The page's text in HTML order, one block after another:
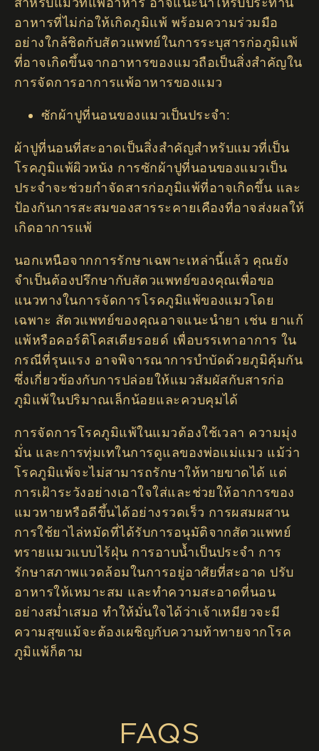
อาหารที่ไม่ก่อให้เกิดภูมิแพ้ พร้อมความร่วมมือ
อย่างใกล้ชิดกับสัตวแพทย์ในการระบุสารก่อภูมิแพ้
ที่อาจเกิดขึ้นจากอาหารของแมวถือเป็นสิ่งสำคัญใน
การจัดการอาการแพ้อาหารของแมว
ซักผ้าปูที่นอนของแมวเป็นประจำ:
ผ้าปูที่นอนที่สะอาดเป็นสิ่งสำคัญสำหรับแมวที่เป็น
โรคภูมิแพ้ผิวหนัง การซักผ้าปูที่นอนของแมวเป็น
ประจำจะช่วยกำจัดสารก่อภูมิแพ้ที่อาจเกิดขึ้น และ
ป้องกันการสะสมของสารระคายเคืองที่อาจส่งผลให้
เกิดอาการแพ้
นอกเหนือจากการรักษาเฉพาะเหล่านี้แล้ว คุณยัง
จำเป็นต้องปรึกษากับสัตวแพทย์ของคุณเพื่อขอ
แนวทางในการจัดการโรคภูมิแพ้ของแมวโดย
เฉพาะ สัตวแพทย์ของคุณอาจแนะนำยา เช่น ยาแก้
แพ้หรือคอร์ติโคสเตียรอยด์ เพื่อบรรเทาอาการ ใน
กรณีที่รุนแรง อาจพิจารณาการบำบัดด้วยภูมิคุ้มกัน
ซึ่งเกี่ยวข้องกับการปล่อยให้แมวสัมผัสกับสารก่อ
ภูมิแพ้ในปริมาณเล็กน้อยและควบคุมได้
การจัดการโรคภูมิแพ้ในแมวต้องใช้เวลา ความมุ่ง
มั่น และการทุ่มเทในการดูแลของพ่อแม่แมว แม้ว่า
โรคภูมิแพ้จะไม่สามารถรักษาให้หายขาดได้ แต่
การเฝ้าระวังอย่างเอาใจใส่และช่วยให้อาการของ
แมวหายหรือดีขึ้นได้อย่างรวดเร็ว การผสมผสาน
การใช้ยาไล่หมัดที่ได้รับการอนุมัติจากสัตวแพทย์
ทรายแมวแบบไร้ฝุ่น การอาบน้ำเป็นประจำ การ
รักษาสภาพแวดล้อมในการอยู่อาศัยที่สะอาด ปรับ
อาหารให้เหมาะสม และทำความสะอาดที่นอน
อย่างสม่ำเสมอ ทำให้มั่นใจได้ว่าเจ้าเหมียวจะมี
ความสุขแม้จะต้องเผชิญกับความท้าทายจากโรค
ภูมิแพ้ก็ตาม
FAQS